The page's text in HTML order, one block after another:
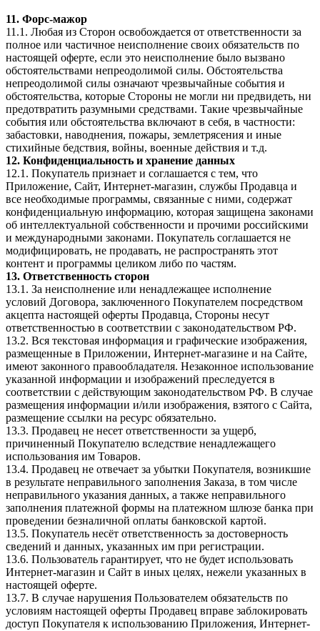
11. Форс-мажор
11.1. Любая из Сторон освобождается от ответственности за
полное или частичное неисполнение своих обязательств по
настоящей оферте, если это неисполнение было вызвано
обстоятельствами непреодолимой силы. Обстоятельства
непреодолимой силы означают чрезвычайные события и
обстоятельства, которые Стороны не могли ни предвидеть, ни
предотвратить разумными средствами. Такие чрезвычайные
события или обстоятельства включают в себя, в частности:
забастовки, наводнения, пожары, землетрясения и иные
стихийные бедствия, войны, военные действия и т.д.
12. Конфиденциальность и хранение данных
12.1. Покупатель признает и соглашается с тем, что
Приложение, Сайт, Интернет-магазин, службы Продавца и
все необходимые программы, связанные с ними, содержат
конфиденциальную информацию, которая защищена законами
об интеллектуальной собственности и прочими российскими
и международными законами. Покупатель соглашается не
модифицировать, не продавать, не распространять этот
контент и программы целиком либо по частям.
13. Ответственность сторон
13.1. За неисполнение или ненадлежащее исполнение
условий Договора, заключенного Покупателем посредством
акцепта настоящей оферты Продавца, Стороны несут
ответственностью в соответствии с законодательством РФ.
13.2. Вся текстовая информация и графические изображения,
размещенные в Приложении, Интернет-магазине и на Сайте,
имеют законного правообладателя. Незаконное использование
указанной информации и изображений преследуется в
соответствии с действующим законодательством РФ. В случае
размещения информации и/или изображения, взятого c Сайта,
размещение ссылки на ресурс обязательно.
13.3. Продавец не несет ответственности за ущерб,
причиненный Покупателю вследствие ненадлежащего
использования им Товаров.
13.4. Продавец не отвечает за убытки Покупателя, возникшие
в результате неправильного заполнения Заказа, в том числе
неправильного указания данных, а также неправильного
заполнения платежной формы на платежном шлюзе банка при
проведении безналичной оплаты банковской картой.
13.5. Покупатель несёт ответственность за достоверность
сведений и данных, указанных им при регистрации.
13.6. Пользователь гарантирует, что не будет использовать
Интернет-магазин и Сайт в иных целях, нежели указанных в
настоящей оферте.
13.7. В случае нарушения Пользователем обязательств по
условиям настоящей оферты Продавец вправе заблокировать
доступ Покупателя к использованию Приложения, Интернет-